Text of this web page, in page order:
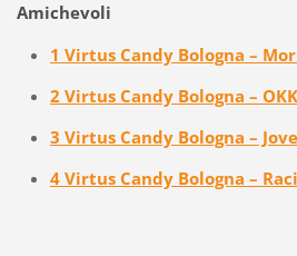
Amichevoli
1 Virtus Candy Bologna –
2 Virtus Candy Bologna –
3 Virtus Candy Bologna –
4 Virtus Candy Bologna –